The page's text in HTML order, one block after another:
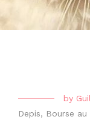
by
Depis, Bourse au